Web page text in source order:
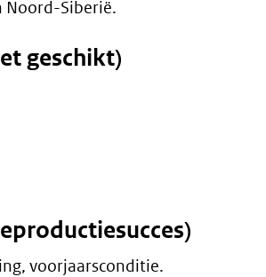
Noord-Siberië.
geschikt)
voorjaarsconditie.